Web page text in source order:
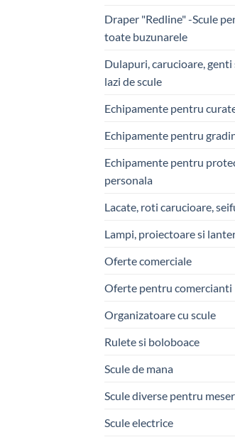
Draper "Redline" -Scule
toate buzunarele
Dulapuri, carucioare, genti
lazi de scule
Echipamente pentru
Echipamente pentru
Echipamente pentru
personala
Lacate, roti carucioare,
Lampi, proiectoare si
Oferte comerciale
Oferte pentru comercianti
Organizatoare cu scule
Rulete si boloboace
Scule de mana
Scule diverse pentru
Scule electrice